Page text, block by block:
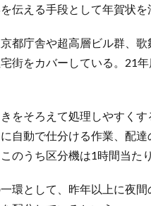
伝える手段として年賀状を
都庁舎や超高層ビル群、
街をカバーしている。21
をそろえて処理しやすく
自動で仕分ける作業、配
のうち区分機は1時間当た
環として、昨年以上に夜